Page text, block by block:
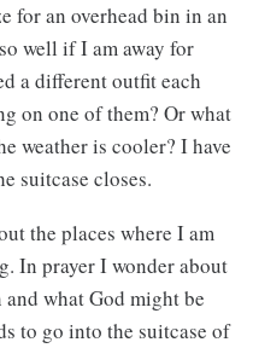
for an overhead bin in an
well if I am away for
a different outfit each
on one of them? Or what
weather is cooler? I have
suitcase closes.
the places where I am
In prayer I wonder about
what God might be
to go into the suitcase of